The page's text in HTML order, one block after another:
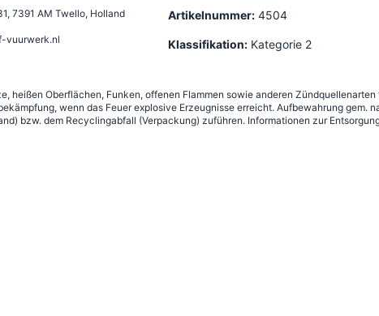
, 7391 AM Twello, Holland
vuurwerk.nl
Artikelnummer: 4504
Klassifikation: Kategorie 2
heißen Oberflächen, Funken, offenen Flammen sowie anderen
wenn das Feuer explosive Erzeugnisse erreicht. Aufbewahrung gem.
bzw. dem Recyclingabfall (Verpackung) zuführen. Informationen zur